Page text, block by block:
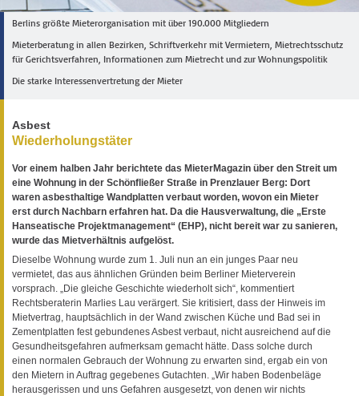
Berlins größte Mieterorganisation mit über 190.000 Mitgliedern
Mieterberatung in allen Bezirken, Schriftverkehr mit Vermietern, Mietrechtsschutz
für Gerichtsverfahren, Informationen zum Mietrecht und zur Wohnungspolitik
Die starke Interessenvertretung der Mieter
Asbest
Wiederholungstäter
Vor einem halben Jahr berichtete das MieterMagazin über den Streit um
eine Wohnung in der Schönfließer Straße in Prenzlauer Berg: Dort
waren asbesthaltige Wandplatten verbaut worden, wovon ein Mieter
erst durch Nachbarn erfahren hat. Da die Hausverwaltung, die „Erste
Hanseatische Projektmanagement“ (EHP), nicht bereit war zu sanieren,
wurde das Mietverhältnis aufgelöst.
Dieselbe Wohnung wurde zum 1. Juli nun an ein junges Paar neu
vermietet, das aus ähnlichen Gründen beim Berliner Mieterverein
vorsprach. „Die gleiche Geschichte wiederholt sich“, kommentiert
Rechtsberaterin Marlies Lau verärgert. Sie kritisiert, dass der Hinweis im
Mietvertrag, hauptsächlich in der Wand zwischen Küche und Bad sei in
Zementplatten fest gebundenes Asbest verbaut, nicht ausreichend auf die
Gesundheitsgefahren aufmerksam gemacht hätte. Dass solche durch
einen normalen Gebrauch der Wohnung zu erwarten sind, ergab ein von
den Mietern in Auftrag gegebenes Gutachten. „Wir haben Bodenbeläge
herausgerissen und uns Gefahren ausgesetzt, von denen wir nichts